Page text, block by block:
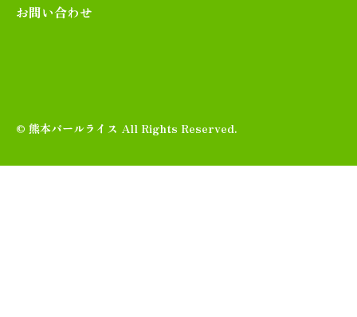
お問い合わせ
© 熊本パールライス All Rights Reserved.